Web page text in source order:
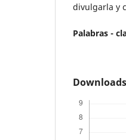
divulgarla y
Palabras -
Downloads